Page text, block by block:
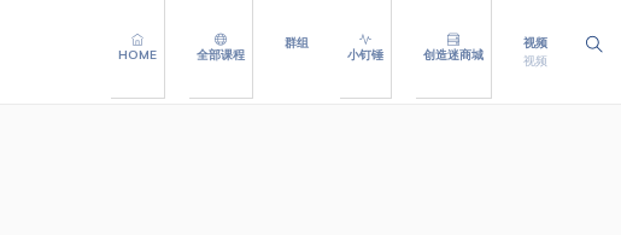
HOME 全部课程
群组
小钉锤 创造迷商城
视频
视频